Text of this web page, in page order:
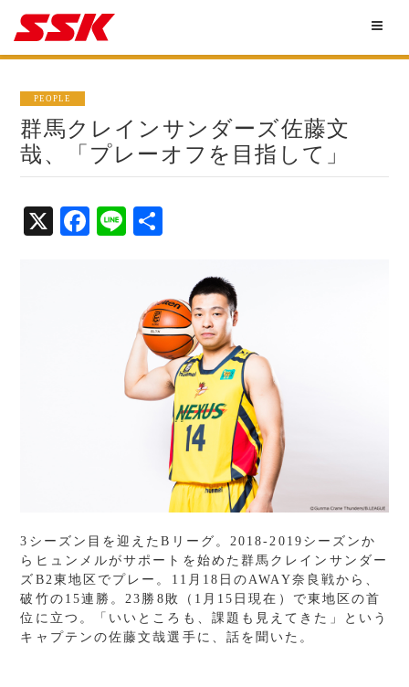
PEOPLE
群馬クレインサンダーズ佐藤文
哉、「プレーオフを目指して」
X
Fa Li
3シーズン目を迎えたBリーグ。2018-2019シーズンか
らヒュンメルがサポートを始めた群馬クレインサンダー
ズB2東地区でプレー。11月18日のAWAY奈良戦から、
破竹の15連勝。23勝8敗（1月15日現在）で東地区の首
位に立つ。「いいところも、課題も見えてきた」という
キャプテンの佐藤文哉選手に、話を聞いた。